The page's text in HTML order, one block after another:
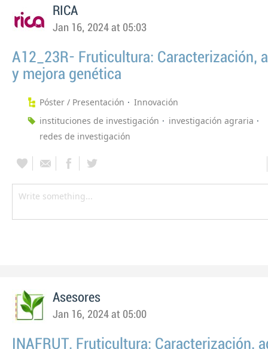
RICA
Jan 16, 2024 at 05:03
A12_23R- Fruticultura: Caracterización,
y mejora genética
Póster / Presentación
Innovación
instituciones de investigación
investigación agraria
redes de investigación
Asesores
Jan 16, 2024 at 05:00
INAFRUT. Fruticultura: Caracterización,